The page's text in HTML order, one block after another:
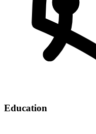
Education